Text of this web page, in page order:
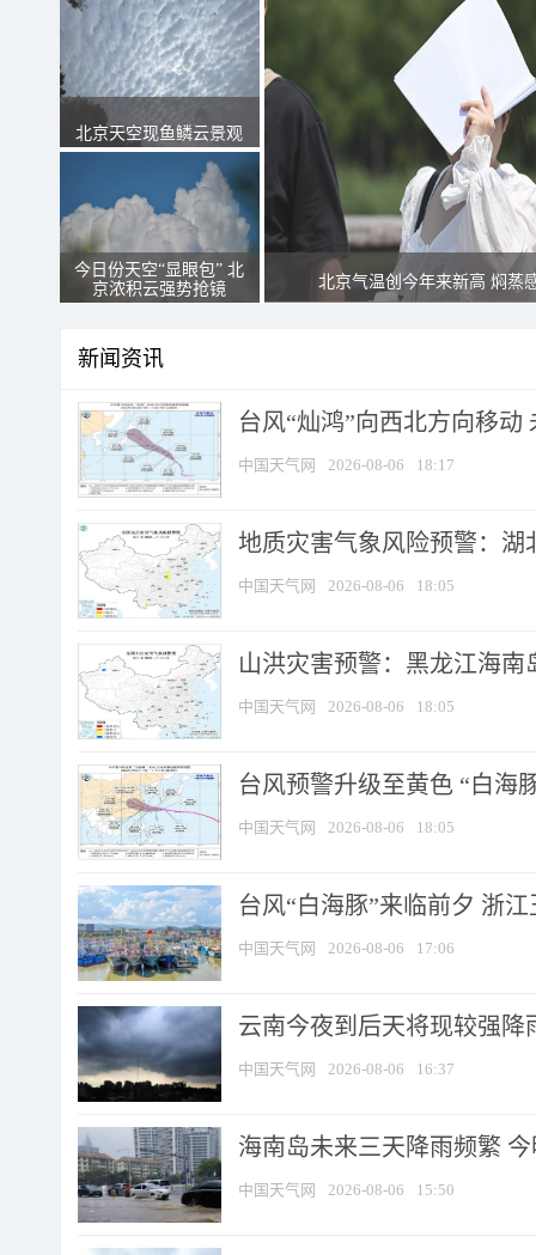
北京天空现鱼鳞云景观
今日份天空“显眼包” 北
京浓积云强势抢镜
北京气温创今年来新高 焖蒸
新闻资讯
台风“灿鸿”向西北方向移动
中国天气网 2026-08-06 18:17
地质灾害气象风险预警：湖
中国天气网 2026-08-06 18:05
山洪灾害预警：黑龙江海
中国天气网 2026-08-06 18:05
台风预警升级至黄色 “白海
中国天气网 2026-08-06 18:05
台风“白海豚”来临前夕 浙
中国天气网 2026-08-06 17:06
云南今夜到后天将现较强降
中国天气网 2026-08-06 16:37
海南岛未来三天降雨频繁
中国天气网 2026-08-06 15:50